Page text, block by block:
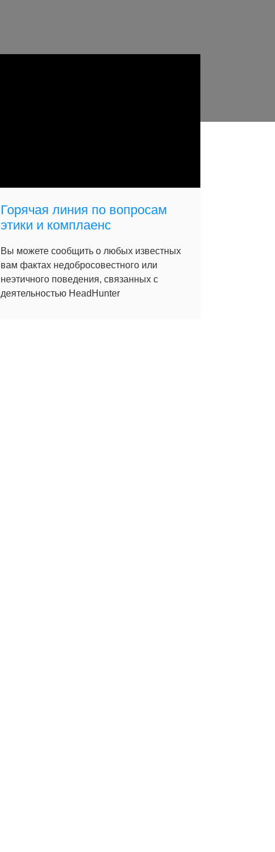
Горячая линия по вопросам
этики и комплаенс
Вы можете сообщить о любых известных
вам фактах недобросовестного или
неэтичного поведения, связанных с
деятельностью HeadHunter